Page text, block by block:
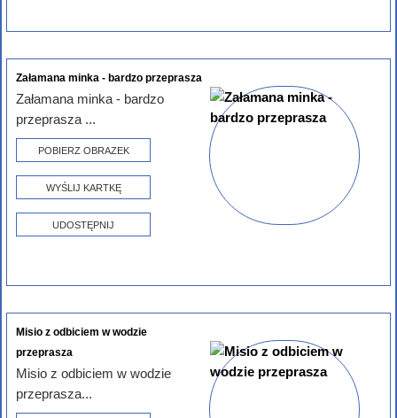
Załamana minka - bardzo przeprasza
Załamana minka - bardzo
przeprasza ...
POBIERZ OBRAZEK
WYŚLIJ KARTKĘ
UDOSTĘPNIJ
Misio z odbiciem w wodzie
przeprasza
Misio z odbiciem w wodzie
przeprasza...